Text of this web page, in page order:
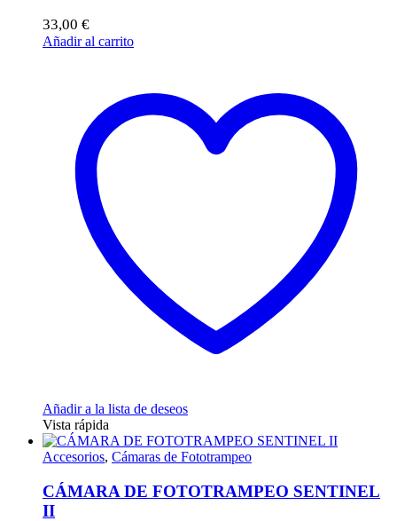
33,00 €
Añadir al carrito
Añadir a la lista de deseos
Vista rápida
Accesorios, Cámaras de Fototrampeo
CÁMARA DE FOTOTRAMPEO SENTINEL
II